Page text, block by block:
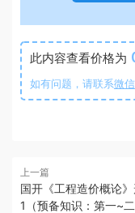
此内容查看价格为
如有问题，请联系微
上一篇
国开《工程造价概论
1（预备知识：第一~